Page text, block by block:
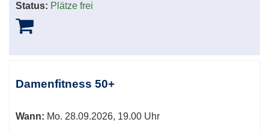
Status: Plätze frei
Damenfitness 50+
Wann: Mo. 28.09.2026, 19.00 Uhr